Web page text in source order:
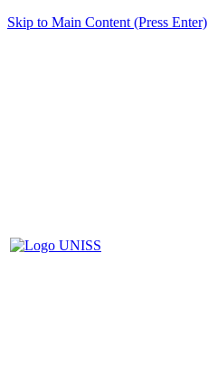
Skip to Main Content (Press Enter)